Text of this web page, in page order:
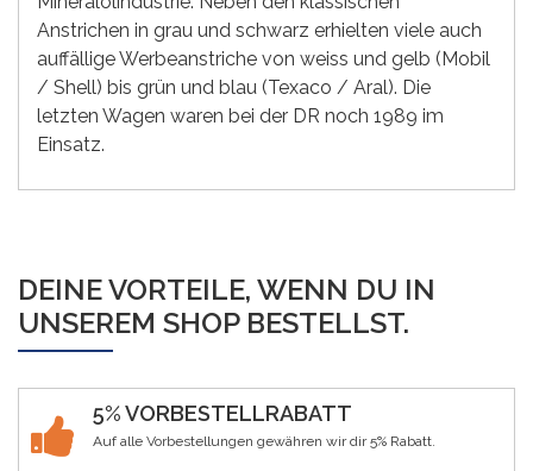
Anstrichen in grau und schwarz erhielten viele auch
auffällige Werbeanstriche von weiss und gelb (Mobil
/ Shell) bis grün und blau (Texaco / Aral). Die
letzten Wagen waren bei der DR noch 1989 im
Einsatz.
DEINE VORTEILE, WENN DU IN
UNSEREM SHOP BESTELLST.
5% VORBESTELLRABATT
Auf alle Vorbestellungen gewähren wir dir 5% Rabatt.